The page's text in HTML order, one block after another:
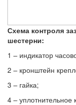
Схема контроля
шестерни:
1 – индикатор
2 – кронштейн
3 – гайка;
4 – уплотнительное